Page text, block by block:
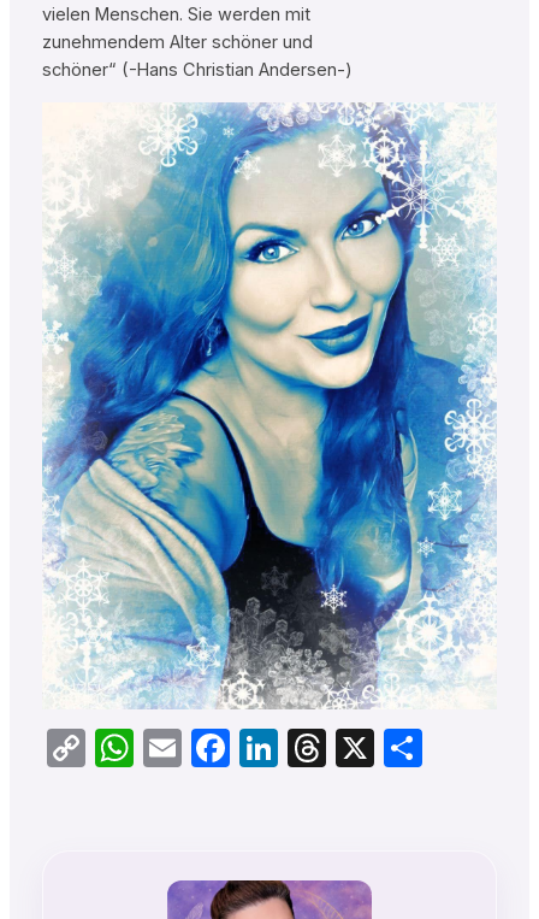
vielen Menschen. Sie werden mit
zunehmendem Alter schöner und
schöner“ (-Hans Christian Andersen-)
CopyWhatsApp
EmailFacebook
LinkedIn
Threads
X Teilen